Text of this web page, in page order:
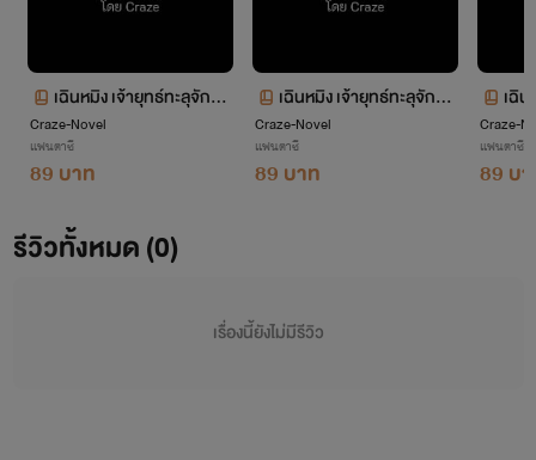
เฉินหมิง เจ้ายุทธ์ทะลุจักรว
าล 4
Craze-Novel
แฟนตาซี
89 บาท
เฉินหมิง เจ้ายุทธ์ทะลุจักรว
าล 3
Craze-Novel
แฟนตาซี
89 บาท
เฉิ
าล 2
Craze-
แฟนตาซี
89 บ
รีวิวทั้งหมด (0)
เรื่องนี้ยังไม่มีรีวิว